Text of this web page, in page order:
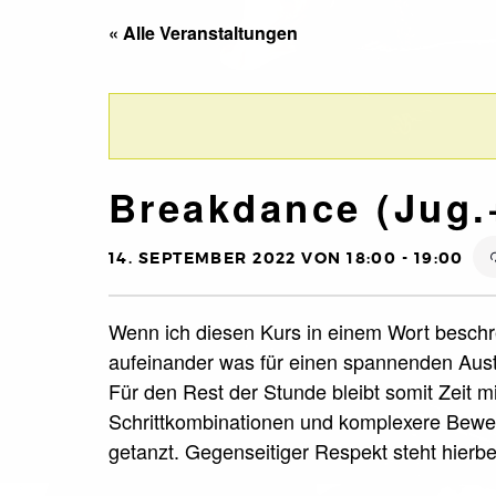
« Alle Veranstaltungen
Breakdance
14. SEPTEMBER 2022 VON 18:00 - 19:00
Wenn ich diesen Kurs in einem Wort
aufeinander was für einen spannenden
Für den Rest der Stunde bleibt somit Zeit
Schrittkombinationen und komplexere
getanzt. Gegenseitiger Respekt steht